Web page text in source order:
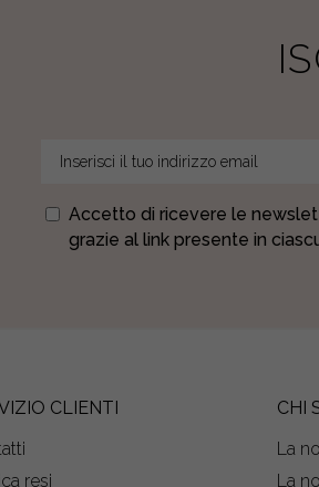
Accetto di ricevere le
grazie al link presente in
CLIENTI
resi
CHI
La
La